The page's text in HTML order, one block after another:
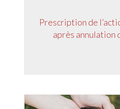
Prescription de
après annulation